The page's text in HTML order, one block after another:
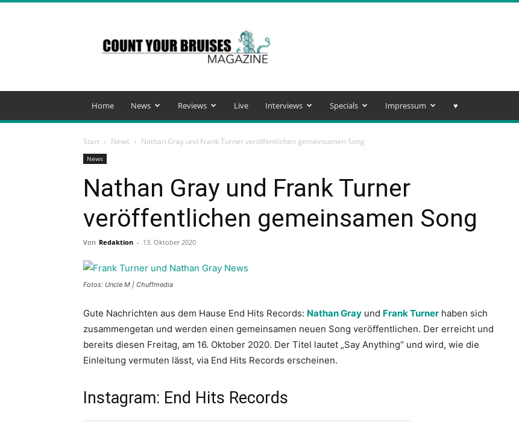
Your
Bruises
Magazine
Home News Reviews Live Interviews Specials Impressum ♥️
Start News Nathan Gray und Frank Turner veröffentlichen gemeinsamen Song
News
Nathan Gray und Frank Turner
veröffentlichen gemeinsamen Song
Von Redaktion - 13. Oktober 2020
Fotos: Uncle M | Chuffmedia
Gute Nachrichten aus dem Hause End Hits Records: Nathan Gray und Frank Turner haben sich
zusammengetan und werden einen gemeinsamen neuen Song veröffentlichen. Der erreicht und
bereits diesen Freitag, am 16. Oktober 2020. Der Titel lautet „Say Anything“ und wird, wie die
Einleitung vermuten lässt, via End Hits Records erscheinen.
Instagram: End Hits Records